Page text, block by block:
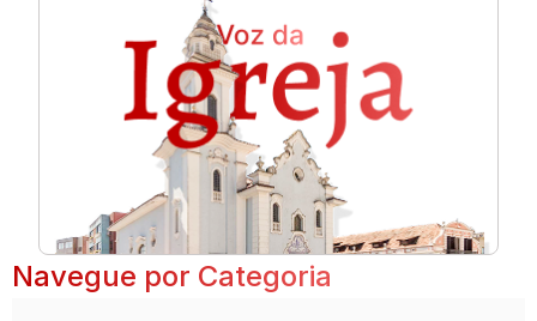
Navegue por Categoria